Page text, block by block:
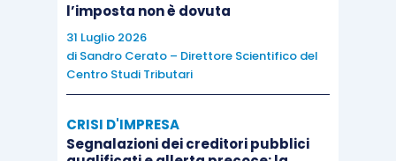
mensa, in quest’ultimo anno caratterizzato
dall’ampio ricorso al lavoro agile, ci si è domandati
se lo svolgimento della prestazione lavorativa
presso l’abitazione del dipendente possa
comportare conseguenze sulla tassazione delle
prestazioni sostitutive di vitto.
l’imposta non è dovuta
31 Luglio 2026
di Sandro Cerato – Direttore Scientifico del
Centro Studi Tributari
CRISI D'IMPRESA
Segnalazioni dei creditori pubblici